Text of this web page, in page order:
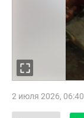
2 июля 2026, 06:40